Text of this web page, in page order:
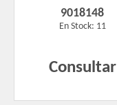
9018148
En Stock: 11
Consultar